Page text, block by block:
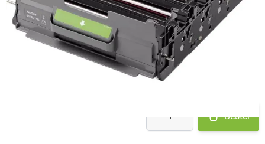
- binnen 2 werkdagen verstuurd
Bestel